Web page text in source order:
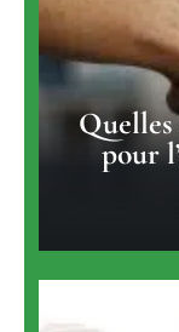
pour